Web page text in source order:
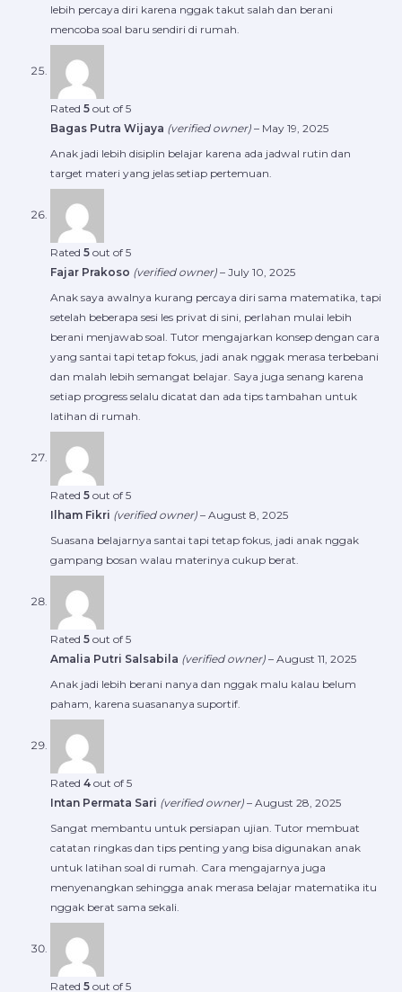
lebih percaya diri karena nggak takut salah dan berani
mencoba soal baru sendiri di rumah.
Rated 5 out of 5
Bagas Putra Wijaya (verified owner) – May 19, 2025
Anak jadi lebih disiplin belajar karena ada jadwal rutin dan
target materi yang jelas setiap pertemuan.
Rated 5 out of 5
Fajar Prakoso (verified owner) – July 10, 2025
Anak saya awalnya kurang percaya diri sama matematika, tapi
setelah beberapa sesi les privat di sini, perlahan mulai lebih
berani menjawab soal. Tutor mengajarkan konsep dengan cara
yang santai tapi tetap fokus, jadi anak nggak merasa terbebani
dan malah lebih semangat belajar. Saya juga senang karena
setiap progress selalu dicatat dan ada tips tambahan untuk
latihan di rumah.
Rated 5 out of 5
Ilham Fikri (verified owner) – August 8, 2025
Suasana belajarnya santai tapi tetap fokus, jadi anak nggak
gampang bosan walau materinya cukup berat.
Rated 5 out of 5
Amalia Putri Salsabila (verified owner) – August 11, 2025
Anak jadi lebih berani nanya dan nggak malu kalau belum
paham, karena suasananya suportif.
Rated 4 out of 5
Intan Permata Sari (verified owner) – August 28, 2025
Sangat membantu untuk persiapan ujian. Tutor membuat
catatan ringkas dan tips penting yang bisa digunakan anak
untuk latihan soal di rumah. Cara mengajarnya juga
menyenangkan sehingga anak merasa belajar matematika itu
nggak berat sama sekali.
Rated 5 out of 5